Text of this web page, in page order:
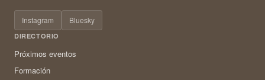
Instagram Bluesky
DIRECTORIO
Próximos eventos
Formación